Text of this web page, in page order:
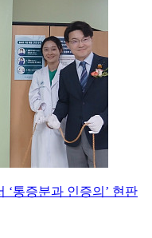
‘통증분과 인증의’ 현판